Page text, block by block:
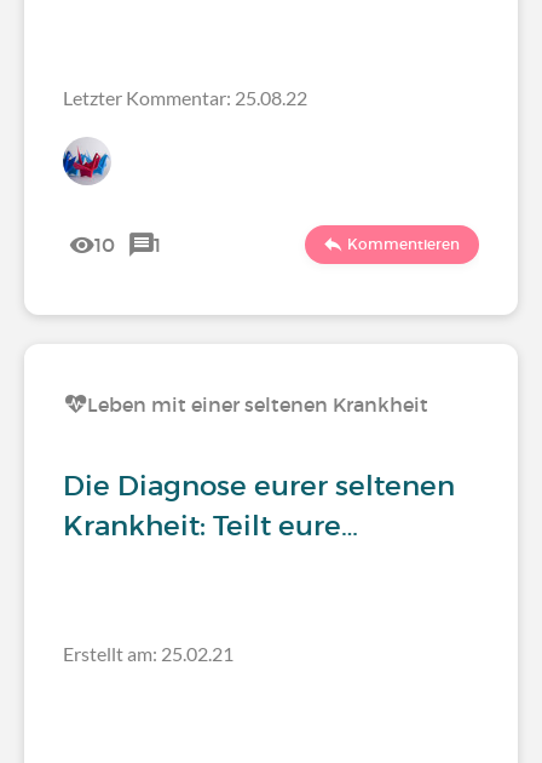
Letzter Kommentar: 25.08.22
10 1 Kommentieren
Leben mit einer seltenen Krankheit
Die Diagnose eurer seltenen
Krankheit: Teilt eure…
Erstellt am: 25.02.21